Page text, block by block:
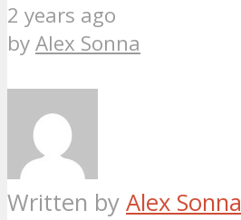
2 years ago
byAlex Sonna
Written by Alex Sonna